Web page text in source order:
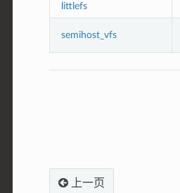
littlefs
semihost_vfs
上一页